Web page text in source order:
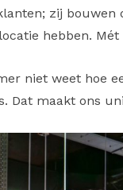
zij bouwen
hebben.
niet weet hoe
Dat maakt ons